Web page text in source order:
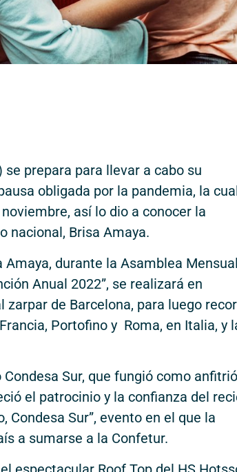
prepara para llevar a cabo su
obligada por la pandemia, la
así lo dio a conocer la
nacional, Brisa Amaya.
durante la Asamblea Mensual
Anual 2022”, se realizará en
zarpar de Barcelona, para luego
Portofino y Roma, en Italia, y
Sur, que fungió como
el patrocinio y la confianza del
Condesa Sur”, evento en el que la
a sumarse a la Confetur.